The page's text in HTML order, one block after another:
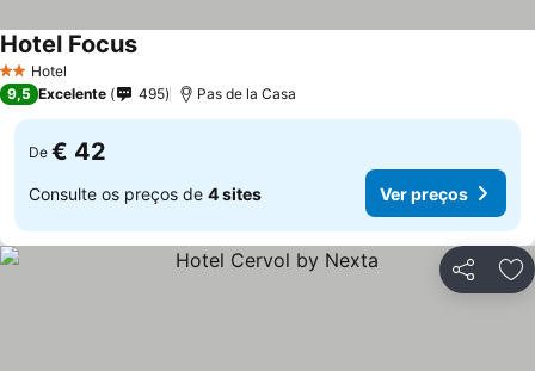
2 Estrelas
Hotel
Hotel FocusVer preços
9,5 Excelente 495 Pas de la Casa
De € 42
Consulte os preços de 4 sites Ver preços
Partilhar